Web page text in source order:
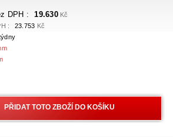
DPH : 19.630Kč
:
23.753 Kč